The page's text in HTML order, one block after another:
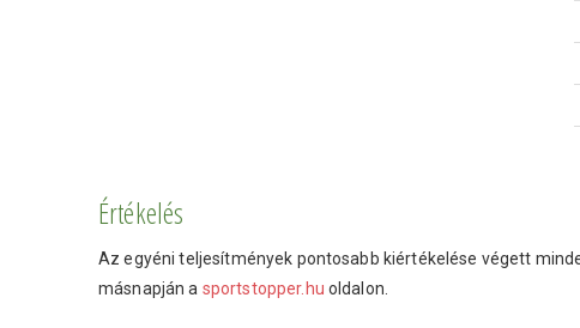
Értékelés
Az egyéni teljesítmények pontosabb kiértékelése végett
másnapján a sportstopper.hu oldalon.